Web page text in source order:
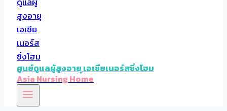
ศูนย์ดูแลผู้สูงอายุ เอเชียเนอร์สซิ่งโฮม
Asia Nursing Home